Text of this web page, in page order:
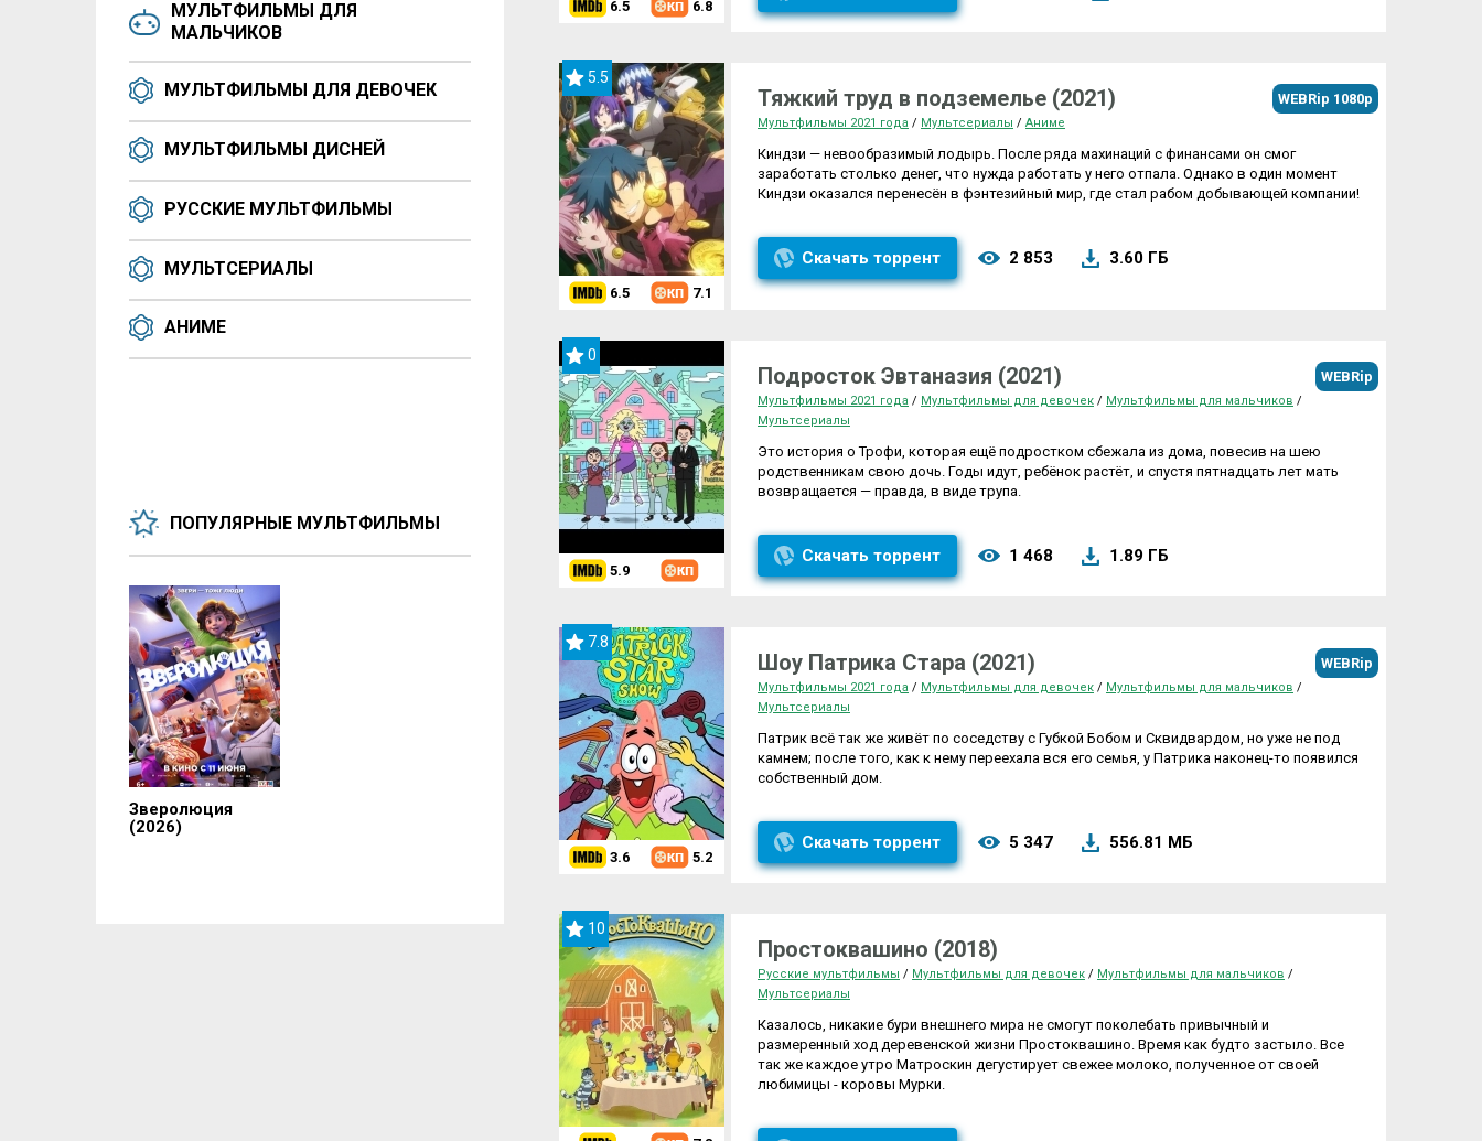
МУЛЬТФИЛЬМЫ ДЛЯ
МАЛЬЧИКОВ
МУЛЬТФИЛЬМЫ ДЛЯ ДЕВОЧЕК
МУЛЬТФИЛЬМЫ ДИСНЕЙ
РУССКИЕ МУЛЬТФИЛЬМЫ
МУЛЬТСЕРИАЛЫ
АНИМЕ
ПОПУЛЯРНЫЕ МУЛЬТФИЛЬМЫ
Зверолюция
(2026)
6.5 6.8
5.5
6.5 7.1
Тяжкий труд в подземелье (2021) WEBRip 1080p
Мультфильмы 2021 года / Мультсериалы / Аниме
Киндзи — невообразимый лодырь. После ряда махинаций с финансами он смог
заработать столько денег, что нужда работать у него отпала. Однако в один момент
Киндзи оказался перенесён в фэнтезийный мир, где стал рабом добывающей компании!
Скачать торрент 2 853 3.60 ГБ
0
5.9
Подросток Эвтаназия (2021) WEBRip
Мультфильмы 2021 года / Мультфильмы для девочек / Мультфильмы для мальчиков /
Мультсериалы
Это история о Трофи, которая ещё подростком сбежала из дома, повесив на шею
родственникам свою дочь. Годы идут, ребёнок растёт, и спустя пятнадцать лет мать
возвращается — правда, в виде трупа.
Скачать торрент 1 468 1.89 ГБ
7.8
3.6 5.2
Шоу Патрика Стара (2021) WEBRip
Мультфильмы 2021 года / Мультфильмы для девочек / Мультфильмы для мальчиков /
Мультсериалы
Патрик всё так же живёт по соседству с Губкой Бобом и Сквидвардом, но уже не под
камнем; после того, как к нему переехала вся его семья, у Патрика наконец-то появился
собственный дом.
Скачать торрент 5 347 556.81 МБ
10
Простоквашино (2018)
Русские мультфильмы / Мультфильмы для девочек / Мультфильмы для мальчиков /
Мультсериалы
Казалось, никакие бури внешнего мира не смогут поколебать привычный и
размеренный ход деревенской жизни Простоквашино. Время как будто застыло. Все
так же каждое утро Матроскин дегустирует свежее молоко, полученное от своей
любимицы - коровы Мурки.